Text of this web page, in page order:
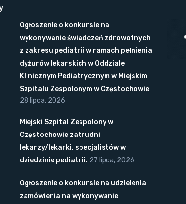
Ogłoszenie o konkursie na
wykonywanie świadczeń zdrowotnych
z zakresu pediatrii w ramach pełnienia
dyżurów lekarskich w Oddziale
Klinicznym Pediatrycznym w Miejskim
Szpitalu Zespolonym w Częstochowie
28 lipca, 2026
Miejski Szpital Zespolony w
Częstochowie zatrudni
lekarzy/lekarki, specjalistów w
dziedzinie pediatrii. 27 lipca, 2026
Ogłoszenie o konkursie na udzielenia
zamówienia na wykonywanie